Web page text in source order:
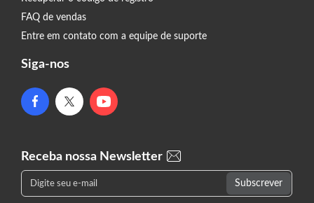
FAQ de vendas
Entre em contato com a equipe de suporte
Siga-nos
Receba nossa Newsletter